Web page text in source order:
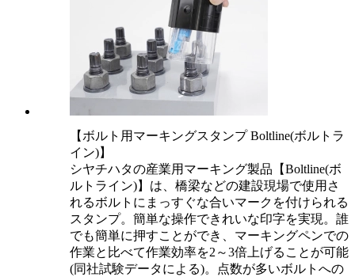
【ボルト用マーキングスタンプ Boltline(ボルトラ
イン)】
シヤチハタの産業用マーキング製品【Boltline(ボ
ルトライン)】は、橋梁などの建設現場で使用さ
れるボルトにまっすぐな合いマークを付けられる
スタンプ。簡単な操作できれいな印字を実現。誰
でも簡単に押すことができ、マーキングペンでの
作業と比べて作業効率を2～3倍上げることが可能
(同社試験データによる)。点数が多いボルトへの